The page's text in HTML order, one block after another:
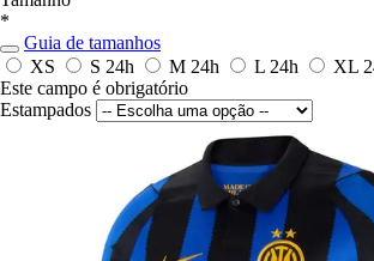
*
Guia de tamanhos
XS
S 24h M 24h L 24h XL
Este campo é obrigatório
Estampados